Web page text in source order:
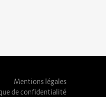
Mentions légales
de confidentialité